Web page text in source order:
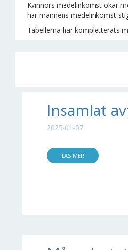
Kvinnors medelinkomst ökar
har männens medelinkomst
Tabellerna har kompletterats
Insamlat
2025-01-07
LÄS MER